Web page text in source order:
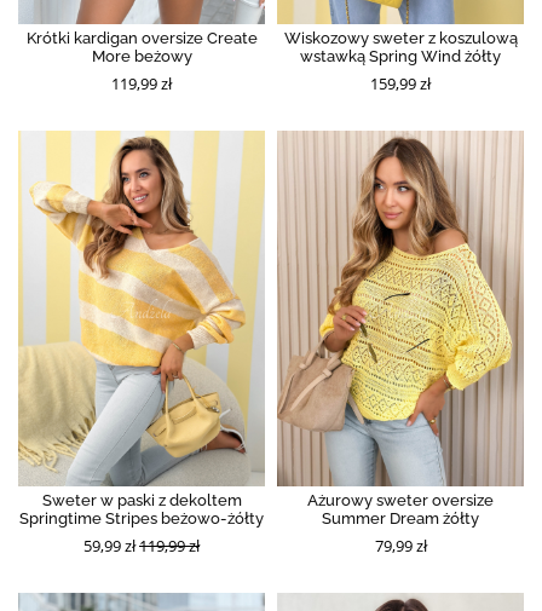
Krótki kardigan oversize Create
More beżowy
119,99 zł
Wiskozowy sweter z koszulową
wstawką Spring Wind żółty
159,99 zł
Sweter w paski z dekoltem
Springtime Stripes beżowo-żółty
59,99 zł119,99 zł
Ażurowy sweter oversize
Summer Dream żółty
79,99 zł